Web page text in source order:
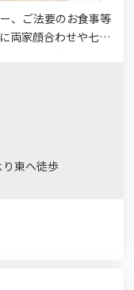
、ご法要のお食事等
両家顔合わせや七五
別なひと時にぴった
東へ徒歩